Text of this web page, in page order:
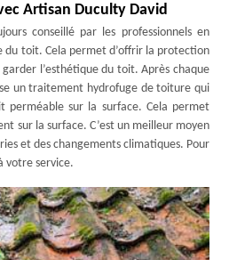
Artisan Duculty David
conseillé par les professionnels en
toit. Cela permet d’offrir la protection
l’esthétique du toit. Après chaque
un traitement hydrofuge de toiture qui
perméable sur la surface. Cela permet
sur la surface. C’est un meilleur moyen
et des changements climatiques. Pour
votre service.